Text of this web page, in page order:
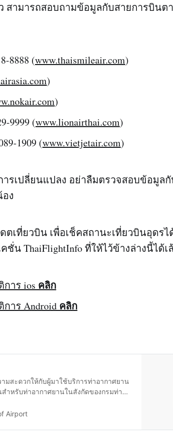
สามารถสอบถามข้อมูลกับสายการบิน
8888 (www.thaismileair.com)
)
)
9999 (www.lionairthai.com)
1909 (www.vietjetair.com)
รเปลี่ยนแปลง อย่าลืมตรวจสอบข้อมูล
ง
ตเที่ยวบิน เพื่อเช็คสถานะเที่ยวบินอุดร
น ThaiFlightInfo ที่ให้ไว้ข้างล่างนี้ได้เ
าร ios คลิก
าร Android คลิก
มสะดวกให้กับผู้มาใช้บริการท่าอากาศยาน
ำหรับท่าอากาศยานในสังกัดของกรมท่า
ากาศยาน - ให้บริการข้อมูลข่าวสาร
Airport